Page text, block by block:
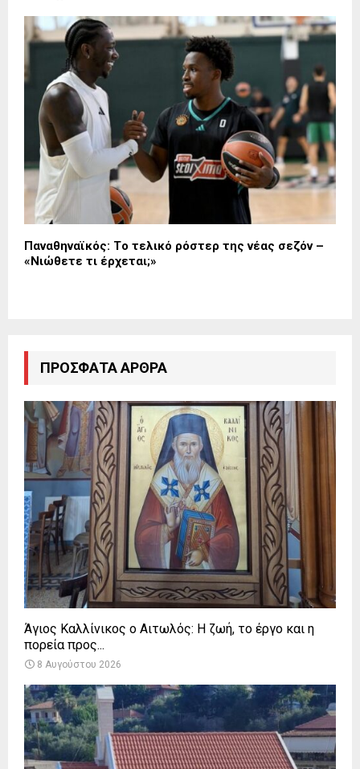
Παναθηναϊκός: Tο τελικό ρόστερ της νέας σεζόν –
«Νιώθετε τι έρχεται;»
ΠΡΌΣΦΑΤΑ ΆΡΘΡΑ
Άγιος Καλλίνικος ο Αιτωλός: Η ζωή, το έργο και η
πορεία προς...
8 Αυγούστου 2026